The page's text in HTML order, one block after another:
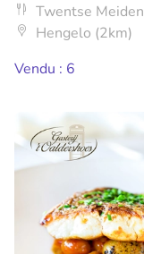
Twentse Meiden
Hengelo (2km)
Vendu : 6